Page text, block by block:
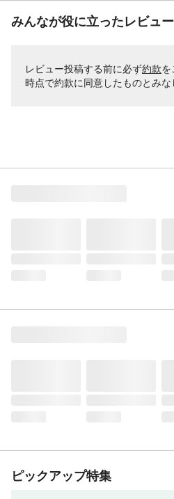
みんなが役に立ったレビュー
レビュー投稿する前に必ず約款を
時点で約款に同意したものとみな
ピックアップ特集